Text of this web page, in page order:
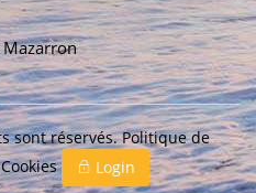
sont réservés.Politique de
Login